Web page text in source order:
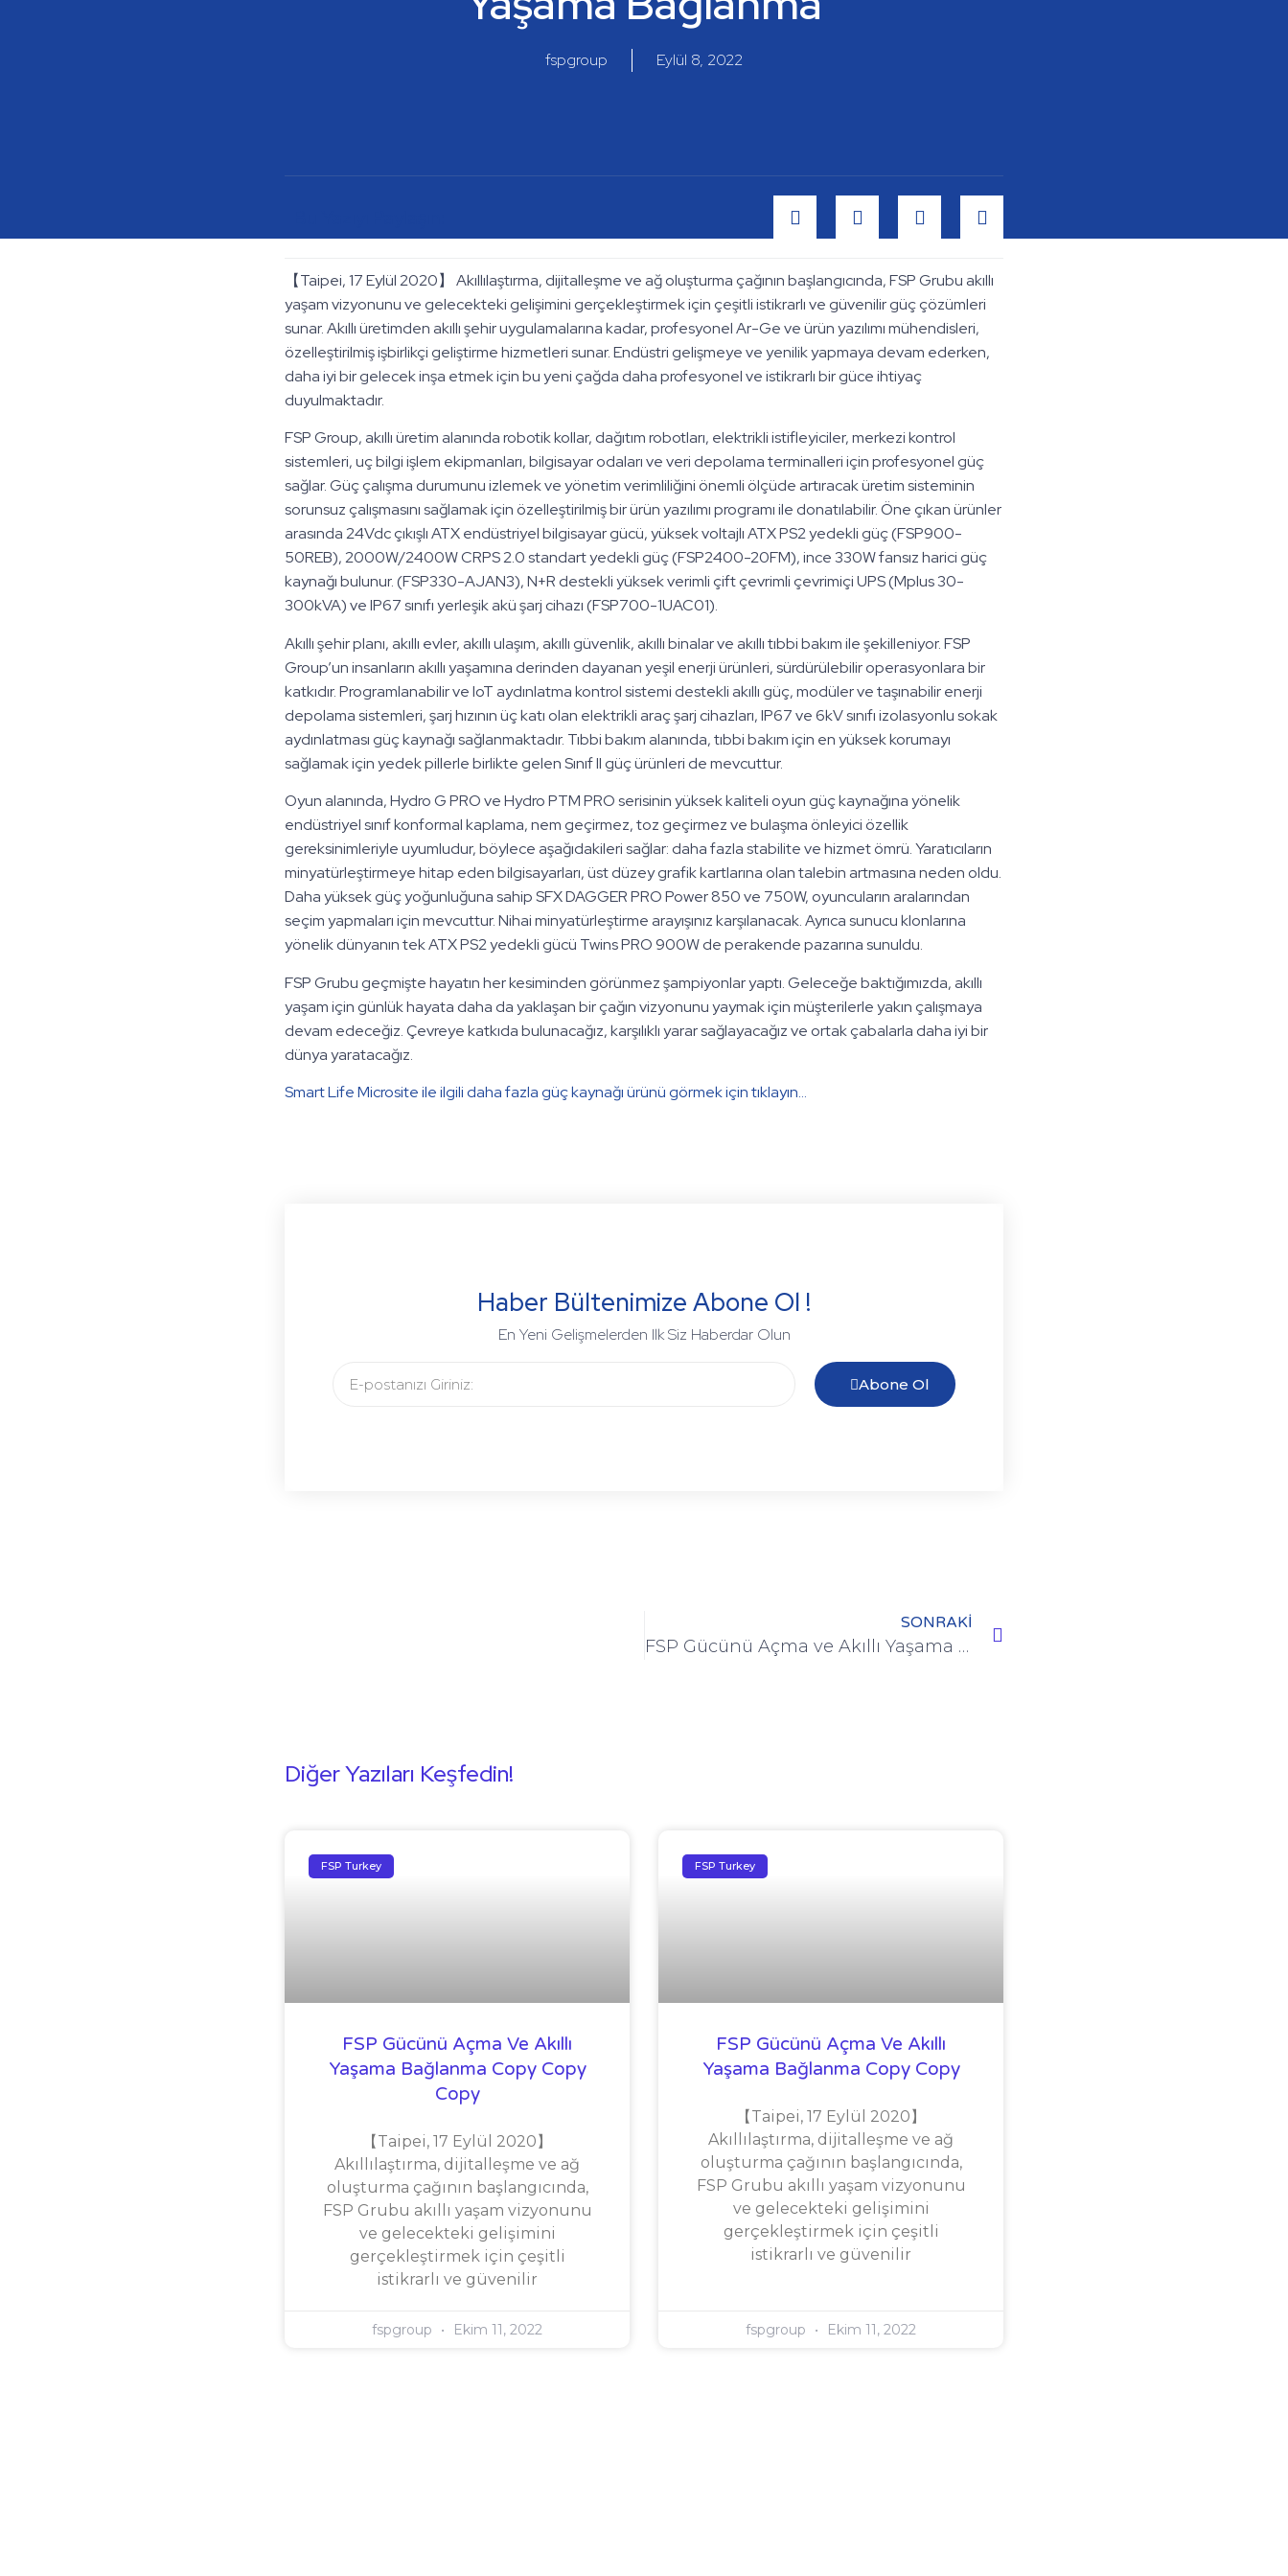
fspgroup Eylül 8, 2022
【Taipei, 17 Eylül 2020】 Akıllılaştırma, dijitalleşme ve ağ oluşturma çağının başlangıcında, FSP Grubu akıllı
yaşam vizyonunu ve gelecekteki gelişimini gerçekleştirmek için çeşitli istikrarlı ve güvenilir güç çözümleri
sunar. Akıllı üretimden akıllı şehir uygulamalarına kadar, profesyonel Ar-Ge ve ürün yazılımı mühendisleri,
özelleştirilmiş işbirlikçi geliştirme hizmetleri sunar. Endüstri gelişmeye ve yenilik yapmaya devam ederken,
daha iyi bir gelecek inşa etmek için bu yeni çağda daha profesyonel ve istikrarlı bir güce ihtiyaç
duyulmaktadır.
FSP Group, akıllı üretim alanında robotik kollar, dağıtım robotları, elektrikli istifleyiciler, merkezi kontrol
sistemleri, uç bilgi işlem ekipmanları, bilgisayar odaları ve veri depolama terminalleri için profesyonel güç
sağlar. Güç çalışma durumunu izlemek ve yönetim verimliliğini önemli ölçüde artıracak üretim sisteminin
sorunsuz çalışmasını sağlamak için özelleştirilmiş bir ürün yazılımı programı ile donatılabilir. Öne çıkan ürünler
arasında 24Vdc çıkışlı ATX endüstriyel bilgisayar gücü, yüksek voltajlı ATX PS2 yedekli güç (FSP900-
50REB), 2000W/2400W CRPS 2.0 standart yedekli güç (FSP2400-20FM), ince 330W fansız harici güç
kaynağı bulunur. (FSP330-AJAN3), N+R destekli yüksek verimli çift çevrimli çevrimiçi UPS (Mplus 30-
300kVA) ve IP67 sınıfı yerleşik akü şarj cihazı (FSP700-1UAC01).
Akıllı şehir planı, akıllı evler, akıllı ulaşım, akıllı güvenlik, akıllı binalar ve akıllı tıbbi bakım ile şekilleniyor. FSP
Group’un insanların akıllı yaşamına derinden dayanan yeşil enerji ürünleri, sürdürülebilir operasyonlara bir
katkıdır. Programlanabilir ve IoT aydınlatma kontrol sistemi destekli akıllı güç, modüler ve taşınabilir enerji
depolama sistemleri, şarj hızının üç katı olan elektrikli araç şarj cihazları, IP67 ve 6kV sınıfı izolasyonlu sokak
aydınlatması güç kaynağı sağlanmaktadır. Tıbbi bakım alanında, tıbbi bakım için en yüksek korumayı
sağlamak için yedek pillerle birlikte gelen Sınıf II güç ürünleri de mevcuttur.
Oyun alanında, Hydro G PRO ve Hydro PTM PRO serisinin yüksek kaliteli oyun güç kaynağına yönelik
endüstriyel sınıf konformal kaplama, nem geçirmez, toz geçirmez ve bulaşma önleyici özellik
gereksinimleriyle uyumludur, böylece aşağıdakileri sağlar: daha fazla stabilite ve hizmet ömrü. Yaratıcıların
minyatürleştirmeye hitap eden bilgisayarları, üst düzey grafik kartlarına olan talebin artmasına neden oldu.
Daha yüksek güç yoğunluğuna sahip SFX DAGGER PRO Power 850 ve 750W, oyuncuların aralarından
seçim yapmaları için mevcuttur. Nihai minyatürleştirme arayışınız karşılanacak. Ayrıca sunucu klonlarına
yönelik dünyanın tek ATX PS2 yedekli gücü Twins PRO 900W de perakende pazarına sunuldu.
FSP Grubu geçmişte hayatın her kesiminden görünmez şampiyonlar yaptı. Geleceğe baktığımızda, akıllı
yaşam için günlük hayata daha da yaklaşan bir çağın vizyonunu yaymak için müşterilerle yakın çalışmaya
devam edeceğiz. Çevreye katkıda bulunacağız, karşılıklı yarar sağlayacağız ve ortak çabalarla daha iyi bir
dünya yaratacağız.
Smart Life Microsite ile ilgili daha fazla güç kaynağı ürünü görmek için tıklayın…
Haber Bültenimize Abone Ol !
En Yeni Gelişmelerden Ilk Siz Haberdar Olun
Abone Ol
SONRAKI
FSP Gücünü Açma ve Akıllı Yaşama Bağlanma Copy
Diğer Yazıları Keşfedin!
FSP Turkey
FSP Gücünü Açma Ve Akıllı
Yaşama Bağlanma Copy Copy
Copy
【Taipei, 17 Eylül 2020】
Akıllılaştırma, dijitalleşme ve ağ
oluşturma çağının başlangıcında,
FSP Grubu akıllı yaşam vizyonunu
ve gelecekteki gelişimini
gerçekleştirmek için çeşitli
istikrarlı ve güvenilir
fspgroup Ekim 11, 2022
FSP Turkey
FSP Gücünü Açma Ve Akıllı
Yaşama Bağlanma Copy Copy
【Taipei, 17 Eylül 2020】
Akıllılaştırma, dijitalleşme ve ağ
oluşturma çağının başlangıcında,
FSP Grubu akıllı yaşam vizyonunu
ve gelecekteki gelişimini
gerçekleştirmek için çeşitli
istikrarlı ve güvenilir
fspgroup Ekim 11, 2022